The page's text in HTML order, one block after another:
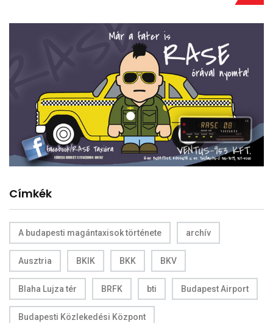
Címkék
A budapesti magántaxisok története archív
Ausztria BKIK BKK BKV
Blaha Lujza tér BRFK bti Budapest Airport
Budapesti Közlekedési Központ